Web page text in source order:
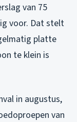
van 75
voor. Dat stelt
platte
te klein is
in augustus,
van